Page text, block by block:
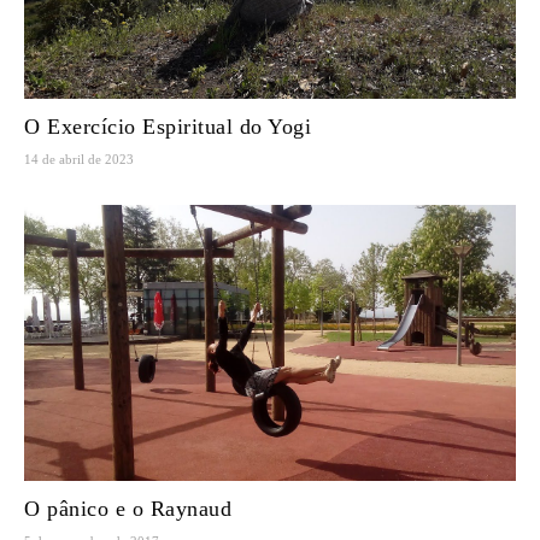
O Exercício Espiritual do Yogi
14 de abril de 2023
O pânico e o Raynaud